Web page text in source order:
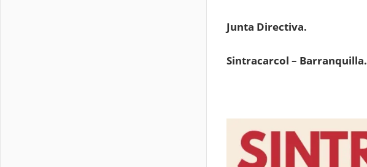
Junta Directiva.
Sintracarcol – Barranquilla.